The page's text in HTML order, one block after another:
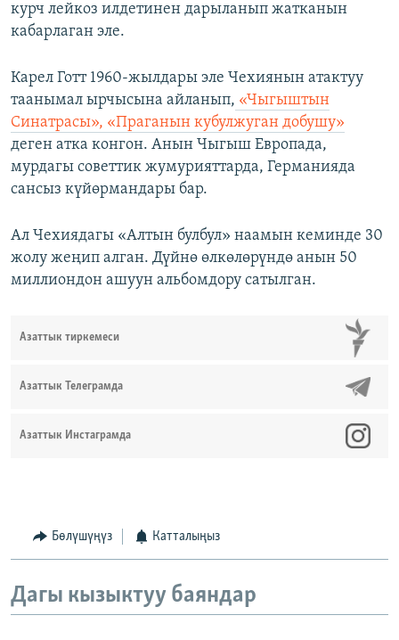
курч лейкоз илдетинен дарыланып жатканын
кабарлаган эле.
Карел Готт 1960-жылдары эле Чехиянын атактуу
таанымал ырчысына айланып, «Чыгыштын
Синатрасы», «Праганын кубулжуган добушу»
деген атка конгон. Анын Чыгыш Европада,
мурдагы советтик жумурияттарда, Германияда
сансыз күйөрмандары бар.
Ал Чехиядагы «Алтын булбул» наамын кеминде 30
жолу жеңип алган. Дүйнө өлкөлөрүндө анын 50
миллиондон ашуун альбомдору сатылган.
Азаттык тиркемеси
Азаттык Телеграмда
Азаттык Инстаграмда
Бөлүшүңүз Катталыңыз
Дагы кызыктуу баяндар